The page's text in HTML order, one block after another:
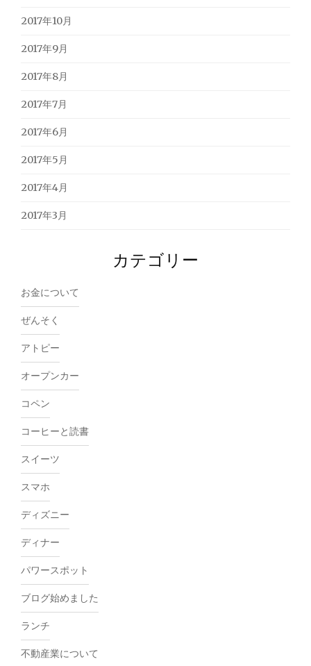
2017年10月
2017年9月
2017年8月
2017年7月
2017年6月
2017年5月
2017年4月
2017年3月
カテゴリー
お金について
ぜんそく
アトピー
オープンカー
コペン
コーヒーと読書
スイーツ
スマホ
ディズニー
ディナー
パワースポット
ブログ始めました
ランチ
不動産業について